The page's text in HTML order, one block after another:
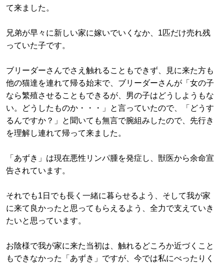
て来ました。
兄弟が早々に新しい家に嫁いでいくなか、1匹だけ売れ残
っていた子です。
ブリーダーさんでさえ触れることもできず、見に来た方も
他の猫達を連れて帰る始末で、ブリーダーさんが「女の子
なら繁殖させることもできるが、男の子はどうしようもな
い。どうしたものか・・・」と言っていたので、「どうす
るんですか？」と聞いても無言で腕組みしたので、先行き
を理解し連れて帰って来ました。
「あずき」は現在悪性リンパ腫を発症し、獣医から余命宣
告されています。
それでも1日でも長く一緒に暮らせるよう、そして我が家
に来て良かったと思ってもらえるよう、全力で支えていき
たいと思っています。
お陰様で我が家に来た当初は、触れるどころか近づくこと
もできなかった「あずき」ですが、今では私にべったりく